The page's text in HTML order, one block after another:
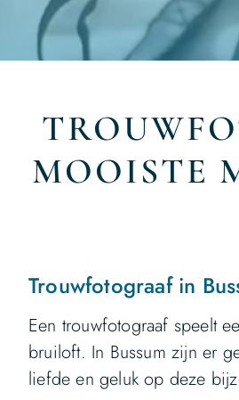
MOOISTE
Trouwfotograaf in
Een trouwfotograaf speelt
bruiloft. In Bussum zijn er
liefde en geluk op deze